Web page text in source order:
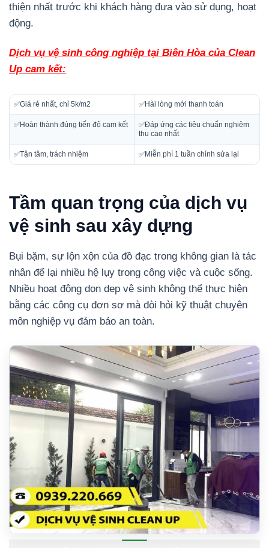
thiện nhất trước khi khách hàng đưa vào sử dụng, hoạt
động.
Dịch vụ vệ sinh công nghiệp tại Biên Hòa của Clean
Up cam kết:
✅Giá rẻ nhất, chỉ 5k/m2 ✅Hài lòng mới thanh toán
✅Hoàn thành đúng tiến độ cam kết
✅Đáp ứng các tiêu chuẩn nghiệm
thu cao nhất
✅Tận tâm, trách nhiệm ✅Miễn phí 1 tuần chỉnh sửa lại
Tầm quan trọng của dịch vụ
vệ sinh sau xây dựng
Bụi bặm, sự lộn xộn của đồ đạc trong không gian là tác
nhân để lại nhiều hệ lụy trong công việc và cuộc sống.
Nhiều hoạt động dọn dẹp vệ sinh không thể thực hiện
bằng các công cụ đơn sơ mà đòi hỏi kỹ thuật chuyên
môn nghiệp vụ đảm bảo an toàn.